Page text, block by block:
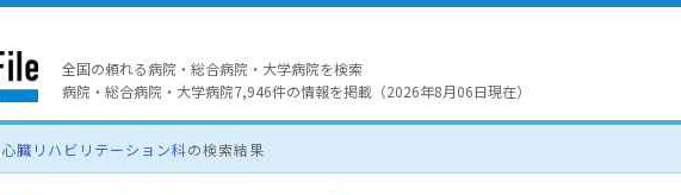
全国の頼れる病院・総合病院・大学病院を検索
病院・総合病院・大学病院7,946件の情報を掲載（2026年8月06日現在）
心臓リハビリテーション科の検索結果